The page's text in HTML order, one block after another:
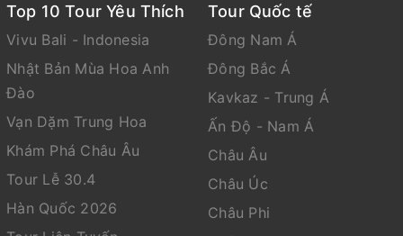
Top 10 Tour Yêu Thích
Vivu Bali - Indonesia
Nhật Bản Mùa Hoa Anh
Đào
Vạn Dặm Trung Hoa
Khám Phá Châu Âu
Tour Lễ 30.4
Hàn Quốc 2026
Tour Quốc tế
Đông Nam Á
Đông Bắc Á
Kavkaz - Trung Á
Ấn Độ - Nam Á
Châu Âu
Châu Úc
Châu Phi